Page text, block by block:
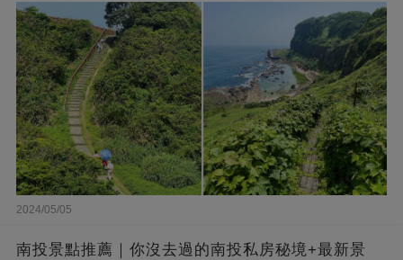
2024/05/05
南投景點推薦｜你沒去過的南投私房秘境+最新景